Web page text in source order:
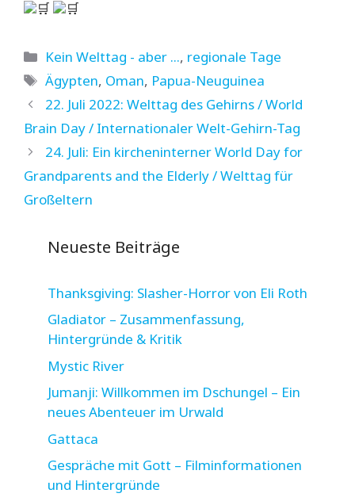
🛒 🛒
Kategorien
Kein Welttag - aber ..., regionale Tage
Schlagwörter
Ägypten, Oman, Papua-Neuguinea
22. Juli 2022: Welttag des Gehirns / World
Brain Day / Internationaler Welt-Gehirn-Tag
24. Juli: Ein kircheninterner World Day for
Grandparents and the Elderly / Welttag für
Großeltern
Neueste Beiträge
Thanksgiving: Slasher-Horror von Eli Roth
Gladiator – Zusammenfassung,
Hintergründe & Kritik
Mystic River
Jumanji: Willkommen im Dschungel – Ein
neues Abenteuer im Urwald
Gattaca
Gespräche mit Gott – Filminformationen
und Hintergründe